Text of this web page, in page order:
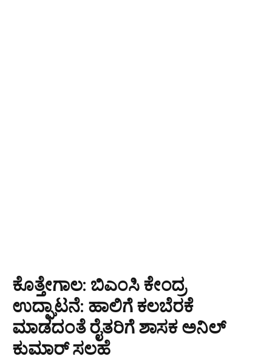
ಕೊತ್ತೇಗಾಲ: ಬಿಎಂಸಿ ಕೇಂದ್ರ
ಉದ್ಘಾಟನೆ: ಹಾಲಿಗೆ ಕಲಬೆರಕೆ
ಮಾಡದಂತೆ ರೈತರಿಗೆ ಶಾಸಕ ಅನಿಲ್
ಕುಮಾರ್ ಸಲಹೆ